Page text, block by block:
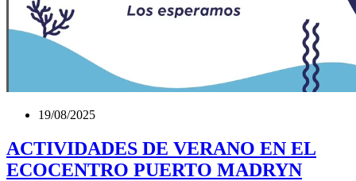
19/08/2025
ACTIVIDADES DE VERANO EN EL
ECOCENTRO PUERTO MADRYN